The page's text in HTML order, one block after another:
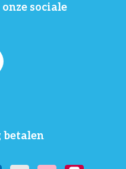
sociale